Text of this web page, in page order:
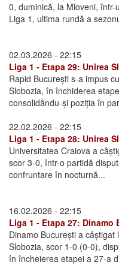
0, duminică, la Mioveni,
Liga 1, ultima rundă a
02.03.2026 - 22:15
Liga 1 - Etapa 29: Unirea
Rapid București s-a impus
Slobozia, în închiderea
consolidându-și poziția în
22.02.2026 - 22:15
Liga 1 - Etapa 28: Unirea
Universitatea Craiova a
scor 3-0, într-o partidă
confruntare în nocturnă...
16.02.2026 - 22:15
Liga 1 - Etapa 27:
Dinamo București a
Slobozia, scor 1-0 (0-0),
în încheierea etapei a 27-a